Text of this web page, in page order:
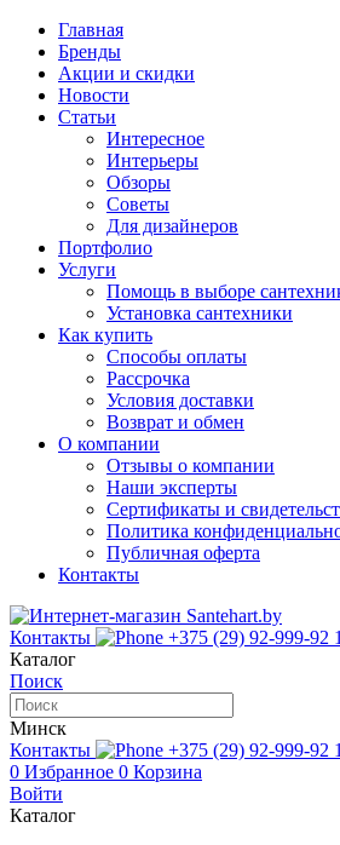
Главная
Бренды
Акции и скидки
Новости
Статьи
Интересное
Интерьеры
Обзоры
Советы
Для дизайнеров
Портфолио
Услуги
Помощь в выборе
Установка сантехники
Как купить
Способы оплаты
Рассрочка
Условия доставки
Возврат и обмен
О компании
Отзывы о компании
Наши эксперты
Сертификаты и
Политика
Публичная оферта
Контакты
Контакты +375 (29) 92-999-92
Каталог
Поиск
Минск
Контакты
+375 (29) 92-999-92
0 Избранное 0 Корзина
Войти
Каталог